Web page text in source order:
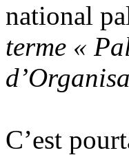
national
terme «
C’est